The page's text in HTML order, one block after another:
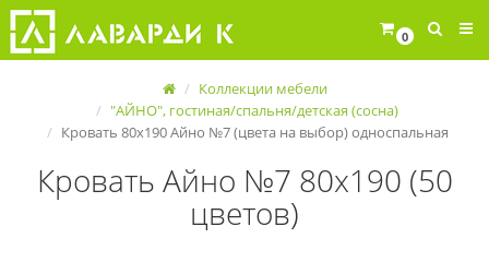
0
Коллекции мебели
"АЙНО", гостиная/спальня/детская (сосна)
Кровать 80х190 Айно №7 (цвета на выбор) односпальная
Кровать Айно №7 80х190 (50
цветов)